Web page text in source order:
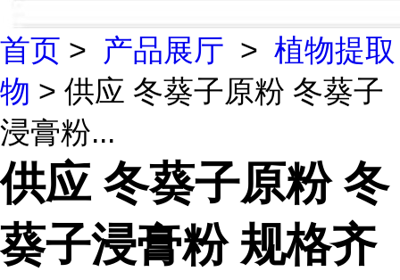
首页 > 产品展厅 > 植物提取
物 > 供应 冬葵子原粉 冬葵子
浸膏粉...
供应 冬葵子原粉 冬
葵子浸膏粉 规格齐